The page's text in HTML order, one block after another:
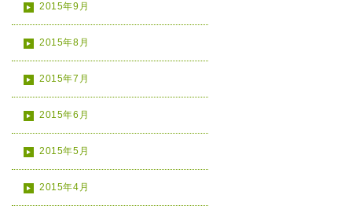
2015年9月
2015年8月
2015年7月
2015年6月
2015年5月
2015年4月